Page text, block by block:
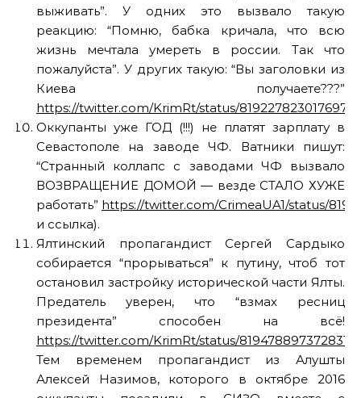
выживать”. У одних это вызвало такую
реакцию: “Помню, бабка кричала, что всю
жизнь мечтала умереть в россии. Так что
пожалуйста”. У других такую: “Вы заголовки из
Киева получаете???”
https://twitter.com/KrimRt/status/
Оккупанты уже ГОД (!!!) не платят зарплату в
Севастополе на заводе ЧФ. Ватники пишут:
“Странный коллапс с заводами ЧФ вызвало
ВОЗВРАЩЕНИЕ ДОМОЙ — везде СТАЛО ХУЖЕ
работать” https://twitter.com/CrimeaUA1/status/
и ссылка).
Ялтинский пропагандист Сергей Сардыко
собирается “прорываться” к путину, чтоб тот
остановил застройку исторической части Ялты.
Предатель уверен, что “взмах ресниц
президента” способен на всё!
https://twitter.com/KrimRt/status/
Тем временем пропагандист из Алушты
Алексей Назимов, которого в октябре 2016